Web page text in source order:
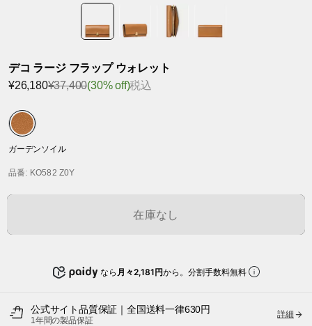
デコ ラージ フラップ ウォレット
¥26,180¥37,400(30% off)税込
ガーデンソイル
品番: KO582 Z0Y
在庫なし
なら 月々2,181円から。分割手数料無料
公式サイト品質保証｜全国送料一律630円
1年間の製品保証
詳細